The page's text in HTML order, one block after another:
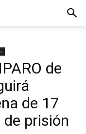
de
de 17
prisión